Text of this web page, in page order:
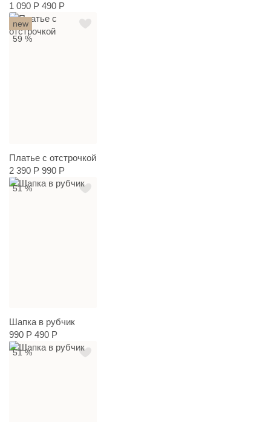
1 090 Р 490 Р
new
59 %
Платье с отстрочкой
2 390 Р 990 Р
51 %
Шапка в рубчик
990 Р 490 Р
51 %